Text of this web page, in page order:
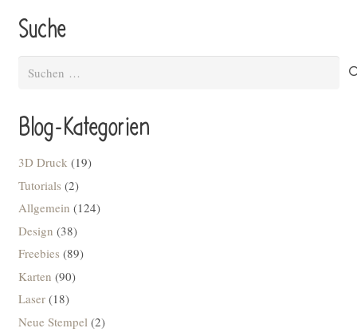
Suche
Suchen
Blog-Kategorien
3D Druck (19)
Tutorials (2)
Allgemein (124)
Design (38)
Freebies (89)
Karten (90)
Laser(18)
Neue Stempel (2)